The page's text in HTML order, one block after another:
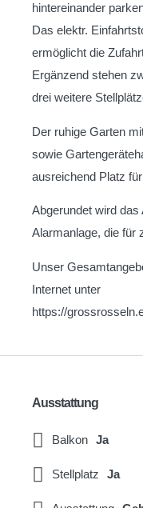
hintereinander
Das elektr.
ermöglicht die
Ergänzend stehen
drei weitere
Der ruhige Garten
sowie
ausreichend Platz
Abgerundet wird das
Alarmanlage, die für
Unser
Internet unter
https://
Ausstattung
Balkon Ja
Stellplatz Ja